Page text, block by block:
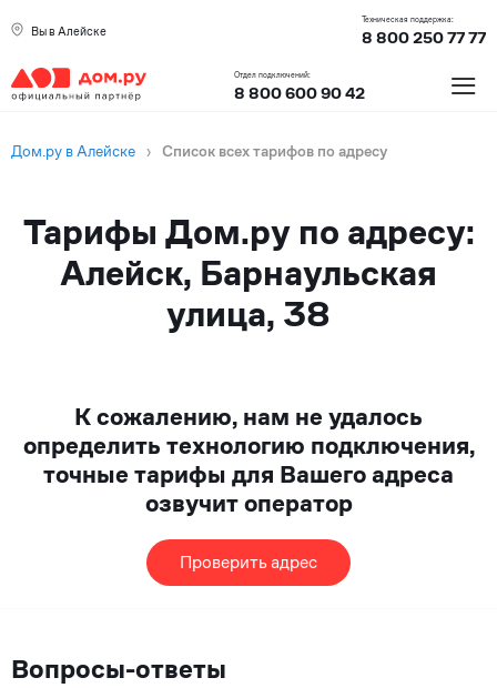
Вы в Алейске
Техническая поддержка:
8 800 250 77 77
Отдел подключений:
8 800 600 90 42 ≡
Дом.ру в Алейске › Список всех тарифов по адресу
Тарифы Дом.ру по адресу:
Алейск, Барнаульская
улица, 38
К сожалению, нам не удалось
определить технологию подключения,
точные тарифы для Вашего адреса
озвучит оператор
Проверить адрес
Вопросы-ответы